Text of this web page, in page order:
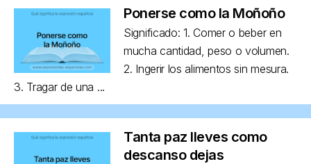
Ponerse como la Moñoño
Significado: 1. Comer o beber en
mucha cantidad, peso o volumen.
2. Ingerir los alimentos sin mesura.
3. Tragar de una ...
Tanta paz lleves como
descanso dejas